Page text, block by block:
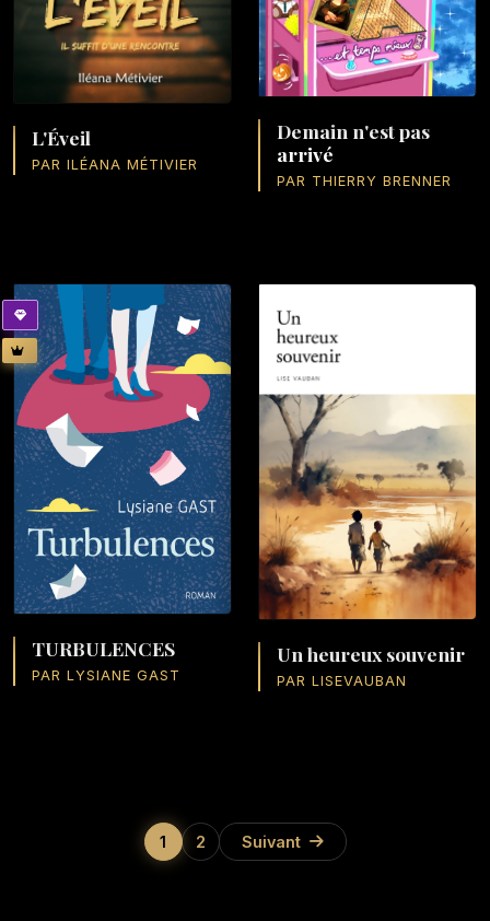
L'Éveil
PAR ILÉANA MÉTIVIER
Demain n'est pas
arrivé
PAR THIERRY BRENNER
TURBULENCES
PAR LYSIANE GAST
Un heureux souvenir
PAR LISEVAUBAN
1 2 Suivant